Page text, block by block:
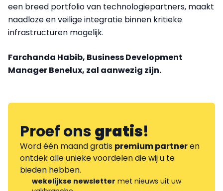
een breed portfolio van technologiepartners, maakt
naadloze en veilige integratie binnen kritieke
infrastructuren mogelijk.
Farchanda Habib, Business Development
Manager Benelux, zal aanwezig zijn.
Proef onsgratis!
Word één maand gratis premium partneren
ontdek alle unieke voordelen die wij u te
bieden hebben.
wekelijkse newsletter met nieuws uit uw